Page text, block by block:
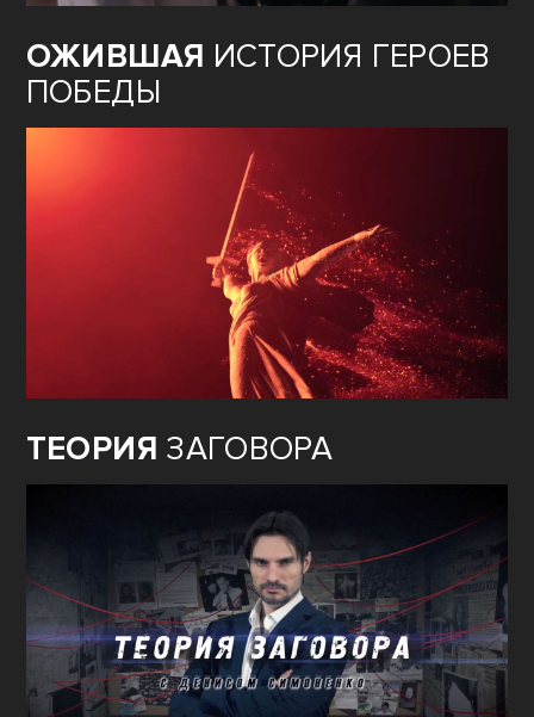
ОЖИВШАЯ ИСТОРИЯ ГЕРОЕВ
ПОБЕДЫ
ТЕОРИЯ ЗАГОВОРА